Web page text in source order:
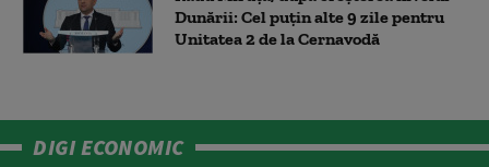
Dunării: Cel puțin alte 9 zile pentru
Unitatea 2 de la Cernavodă
DIGI ECONOMIC